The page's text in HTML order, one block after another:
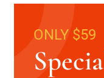
ONLY $59